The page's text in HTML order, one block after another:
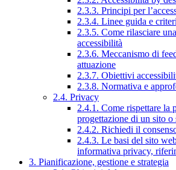
2.3.3. Principi per
2.3.4. Linee guida e
2.3.5. Come rilasciare
accessibilità
2.3.6. Meccanismo di
attuazione
2.3.7. Obiettivi
2.3.8. Normativa e
2.4. Privacy
2.4.1. Come rispettare la
progettazione di un sito
2.4.2. Richiedi il
2.4.3. Le basi del sito
informativa privacy,
3. Pianificazione, gestione e strategia